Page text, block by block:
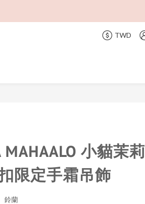
TWD
MAHAALO 小貓茉莉
限定手霜吊飾
鈴蘭